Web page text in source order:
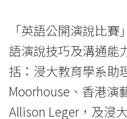
巧
學
院
「英語公開演說比
語演說技巧及溝通能
括：浸大教育學系助
Moorhouse、香港演
Allison Leger，及浸